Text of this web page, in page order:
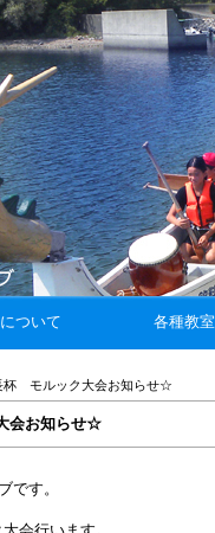
ついて 各種教室
杯 モルック大会お知らせ☆
会お知らせ☆
です。